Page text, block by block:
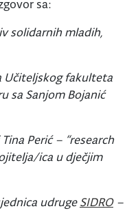
sa:
solidarnih mladih,
Učiteljskog fakulteta
sa Sanjom Bojanić
Perić – “research
ica u dječjim
udrugeSIDRO–